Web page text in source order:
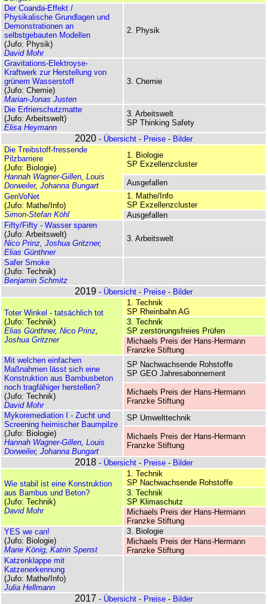
Der Coanda-Effekt /
Physikalische Grundlagen und
Demonstrationen an
selbstgebauten Modellen
(Jufo: Physik)
David Mohr
2. Physik
Gravitations-Elektroyse-
Kraftwerk zur Herstellung von
grünem Wasserstoff
(Jufo: Chemie)
Marian-Jonas Justen
3. Chemie
Die Erfrierschutzmatte
(Jufo: Arbeitswelt)
Elisa Heymann
3. Arbeitswelt
SP Thinking Safety
2020 - Übersicht- Preise- Bilder
Die Treibstoff-fressende
Pilzbarriere
(Jufo: Biologie)
Hannah Wagner-Gillen Louis
Dorweiler, Johanna Bungart
1. Biologie
SP Ex­zellenzcluster
Ausgefallen
GenVoNet
(Jufo: Mathe/Info)
Simon-Stefan Köhl
1. Mathe/Info
SP Ex­zellenzcluster
Ausgefallen
Fifty/Fifty - Wasser sparen
(Jufo: Arbeitswelt)
Nico Prinz Joshua Gritzner,
Elias Günthner
3. Arbeitswelt
Safer Smoke
(Jufo: Technik)
Benjamin Schmitz
2019 - Übersicht- Preise- Bilder
Toter Winkel - tatsächlich tot
(Jufo: Technik)
Elias Günthner, Nico Prinz
Joshua Gritzner
1. Technik
SP Rheinbahn AG
3. Technik
SP zerstörungsfreies Prüfen
Michaels Preis der Hans-Hermann
Franzke Stiftung
Mit welchen einfachen
Maßnahmen lässt sich eine
Konstruktion aus Bambusbeton
noch tragfähiger herstellen?
(Jufo: Technik)
David Mohr
SP Nachwachsende Rohstoffe
SP GEO Jahresabonnement
Michaels Preis der Hans-Hermann
Franzke Stiftung
Mykoremediation I - Zucht und
Screening heimischer Baumpilze
(Jufo: Biologie)
Hannah Wagner-Gillen Louis
Dorweiler, Johanna Bungart
SP Umwelttechnik
Michaels Preis der Hans-Hermann
Franzke Stiftung
2018 - Übersicht- Preise- Bilder
Wie stabil ist eine Konstruktion
aus Bambus und Beton?
(Jufo: Technik)
David Mohr
1. Technik
SP Nachwachsende Rohstoffe
3. Technik
SP Klimaschutz
Michaels Preis der Hans-Hermann
Franzke Stiftung
YES we can!
(Jufo: Biologie)
Marie König Katrin Spenst
3. Biologie
Michaels Preis der Hans-Hermann
Franzke Stiftung
Katzenklappe mit
Katzenerkennung
(Jufo: Mathe/Info)
Julia Hellmann
2017 - Übersicht- Preise- Bilder